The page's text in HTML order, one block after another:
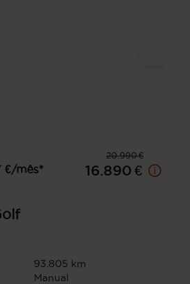
20.990 €
€/mês*
16.890 €
93.805 km
Manual